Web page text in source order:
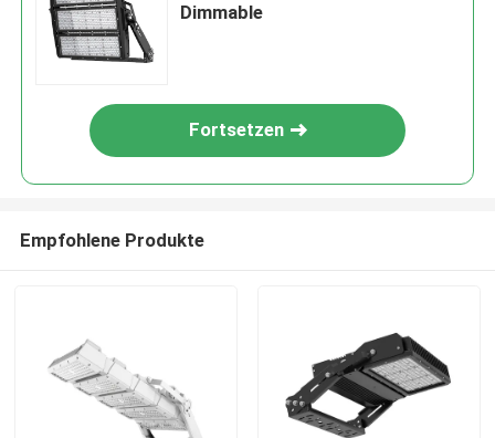
Dimmable
Fortsetzen
Empfohlene Produkte